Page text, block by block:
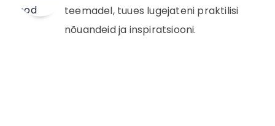
teemadel, tuues lugejateni praktilisi
nõuandeid ja inspiratsiooni.